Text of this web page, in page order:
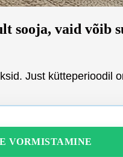
sooja, vaid võib
Just kütteperioodil
VORMISTAMINE